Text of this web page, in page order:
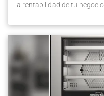
la rentabilidad de tu negocio.